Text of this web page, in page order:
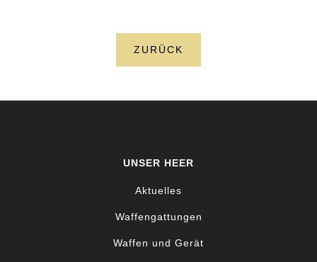
ZURÜCK
UNSER HEER
Aktuelles
Waffengattungen
Waffen und Gerät